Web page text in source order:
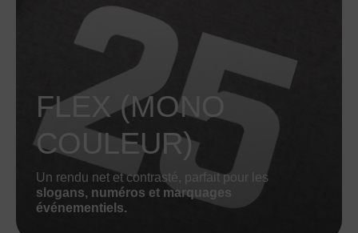
FLEX (MONO
COULEUR)
Un rendu net et contrasté, parfait pour les
slogans, numéros et marquages
événementiels.